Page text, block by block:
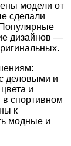
модели от
сделали
Популярные
дизайнов —
деловыми и
и
спортивном
к
модные и